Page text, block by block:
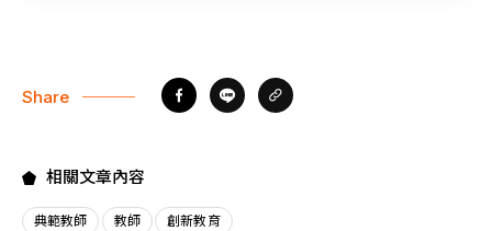
Share
相關文章內容
典範教師 教師 創新教育